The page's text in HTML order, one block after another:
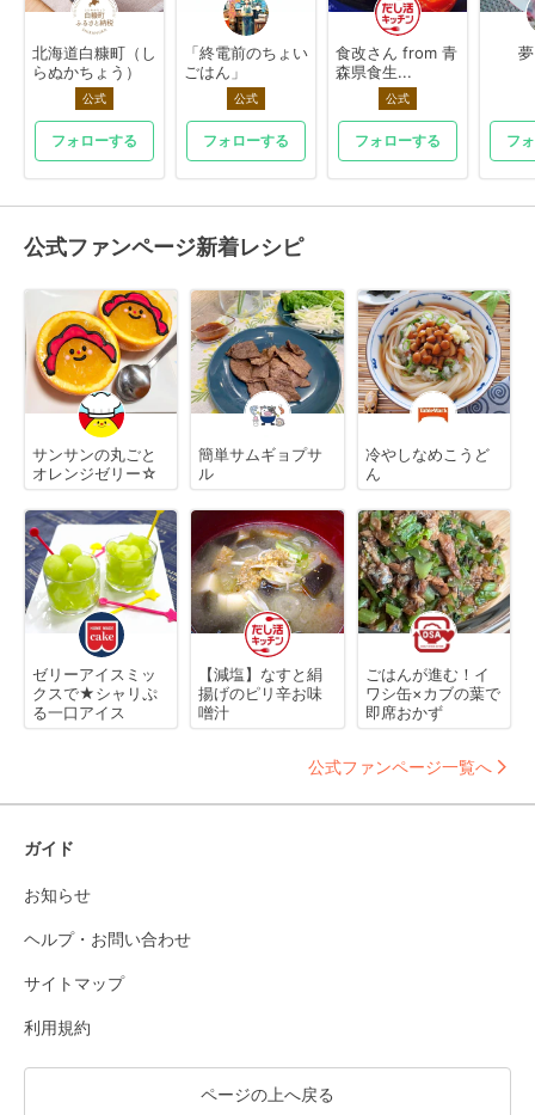
北海道白糠町（し
らぬかちょう）
公式
フォローする
「終電前のちょい
ごはん」
公式
フォローする
食改さん from 青
森県食生...
公式
フォローする フ
公式ファンページ新着レシピ
サンサンの丸ごと
オレンジゼリー☆
簡単サムギョプサ
ル
冷やしなめこうど
ん
ゼリーアイスミッ
クスで★シャリぷ
る一口アイス
【減塩】なすと絹
揚げのピリ辛お味
噌汁
ごはんが進む！イ
ワシ缶×カブの葉で
即席おかず
公式ファンページ一覧へ
ガイド
お知らせ
ヘルプ・お問い合わせ
サイトマップ
利用規約
ページの上へ戻る